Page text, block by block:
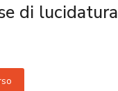
di lucidatura